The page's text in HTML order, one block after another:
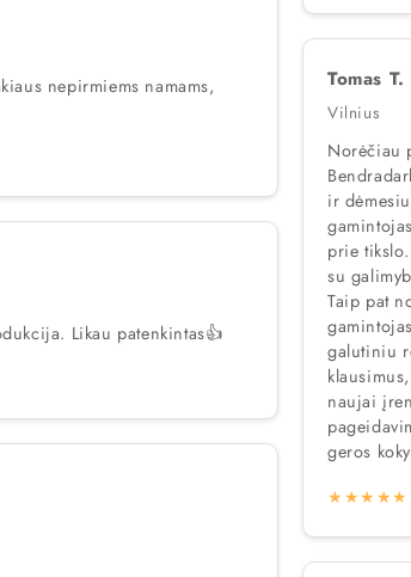
nepirmiems namams,
Likau patenkintas👍
Tomas T.
Vilnius
Norėčiau
ir dėmesiu klientui. Pradėję nuo
prie
su
Taip pat
galutiniu
klausimus,
naujai
geros
★★★★★